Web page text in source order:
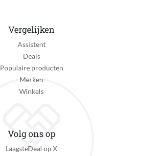
Vergelijken
Assistent
Deals
Populaire producten
Merken
Winkels
Volg ons op
LaagsteDeal op X